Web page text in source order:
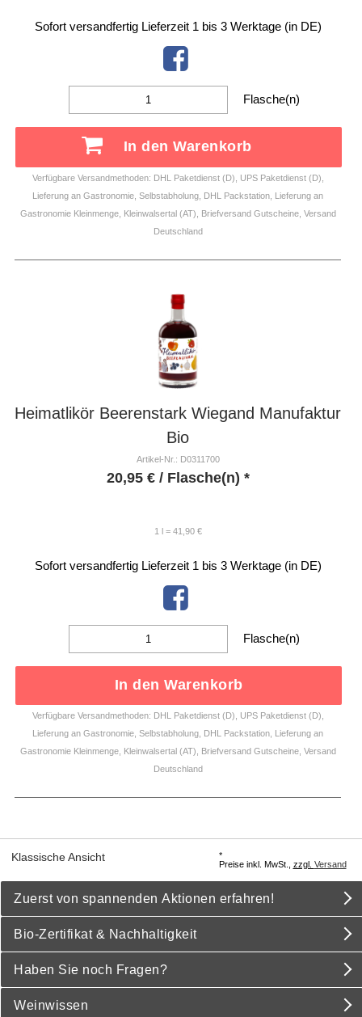
Sofort versandfertig Lieferzeit 1 bis 3 Werktage (in DE)
Flasche(n)
In den Warenkorb
Verfügbare Versandmethoden: DHL Paketdienst (D), UPS Paketdienst (D),
Lieferung an Gastronomie, Selbstabholung, DHL Packstation, Lieferung an
Gastronomie Kleinmenge, Kleinwalsertal (AT), Briefversand Gutscheine, Versand
Deutschland
Heimatlikör Beerenstark Wiegand Manufaktur
Bio
Artikel-Nr.: D0311700
20,95 €/ Flasche(n) *
1 l = 41,90 €
Sofort versandfertig Lieferzeit 1 bis 3 Werktage (in DE)
Flasche(n)
In den Warenkorb
Verfügbare Versandmethoden: DHL Paketdienst (D), UPS Paketdienst (D),
Lieferung an Gastronomie, Selbstabholung, DHL Packstation, Lieferung an
Gastronomie Kleinmenge, Kleinwalsertal (AT), Briefversand Gutscheine, Versand
Deutschland
Klassische Ansicht
*
Preise inkl. MwSt., zzgl. Versand
Zuerst von spannenden Aktionen erfahren!
Bio-Zertifikat & Nachhaltigkeit
Haben Sie noch Fragen?
Weinwissen